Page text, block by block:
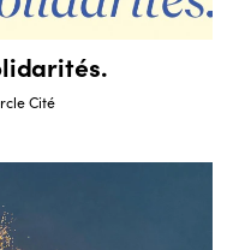
Cité